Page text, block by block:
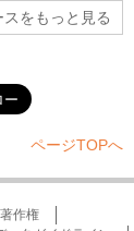
スをもっと見る
ページTOPへ
作権